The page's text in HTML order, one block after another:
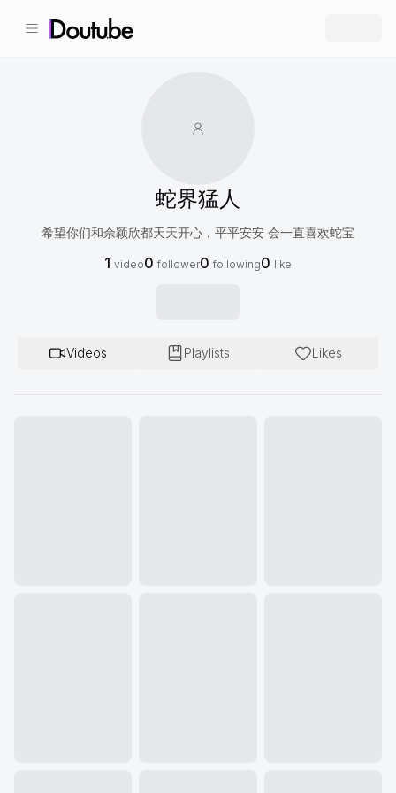
蛇界猛人
希望你们和佘颖欣都天天开心，平平安安 会一直喜欢蛇宝
1 video0 follower0 following0 like
Videos Playlists Likes